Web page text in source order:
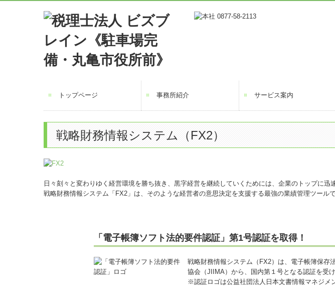
トップページ 事務所紹介
初めての方へ
セミナー案内
お知らせ
アクセス
サービス案内
戦略財務情報システム（FX2）
日々刻々と変わりゆく経営環境を勝ち抜き、黒字経営を継続していくためには、企業のトップに迅
戦略財務情報システム「FX2」は、そのような経営者の意思決定を支援する最強の業績管理ツールで
「電子帳簿ソフト法的要件認証」第1号認証を取得！
戦略財務情報システム（FX2）は、電子帳簿保存
協会（JIIMA）から、国内第１号となる認証を受け
※認証ロゴは公益社団法人日本文書情報マネジメ